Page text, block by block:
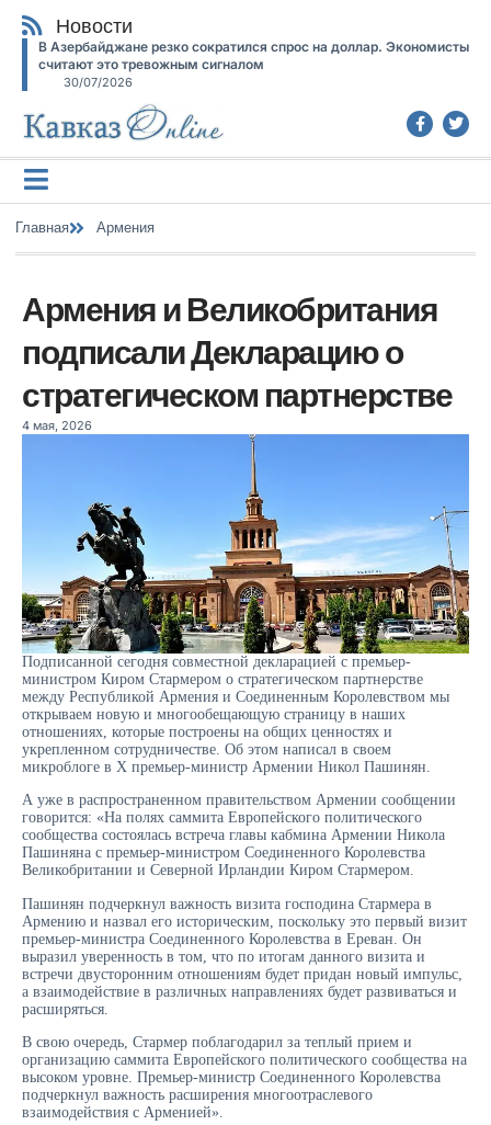
Новости
В Азербайджане резко сократился спрос на доллар. Экономисты
считают это тревожным сигналом
30/07/2026
Главная Армения
Армения и Великобритания
подписали Декларацию о
стратегическом партнерстве
4 мая, 2026
Подписанной сегодня совместной декларацией с премьер-
министром Киром Стармером о стратегическом партнерстве
между Республикой Армения и Соединенным Королевством мы
открываем новую и многообещающую страницу в наших
отношениях, которые построены на общих ценностях и
укрепленном сотрудничестве. Об этом написал в своем
микроблоге в Х премьер-министр Армении Никол Пашинян.
А уже в распространенном правительством Армении сообщении
говорится: «На полях саммита Европейского политического
сообщества состоялась встреча главы кабмина Армении Никола
Пашиняна с премьер-министром Соединенного Королевства
Великобритании и Северной Ирландии Киром Стармером.
Пашинян подчеркнул важность визита господина Стармера в
Армению и назвал его историческим, поскольку это первый визит
премьер-министра Соединенного Королевства в Ереван. Он
выразил уверенность в том, что по итогам данного визита и
встречи двусторонним отношениям будет придан новый импульс,
а взаимодействие в различных направлениях будет развиваться и
расширяться.
В свою очередь, Стармер поблагодарил за теплый прием и
организацию саммита Европейского политического сообщества на
высоком уровне. Премьер-министр Соединенного Королевства
подчеркнул важность расширения многоотраслевого
взаимодействия с Арменией».